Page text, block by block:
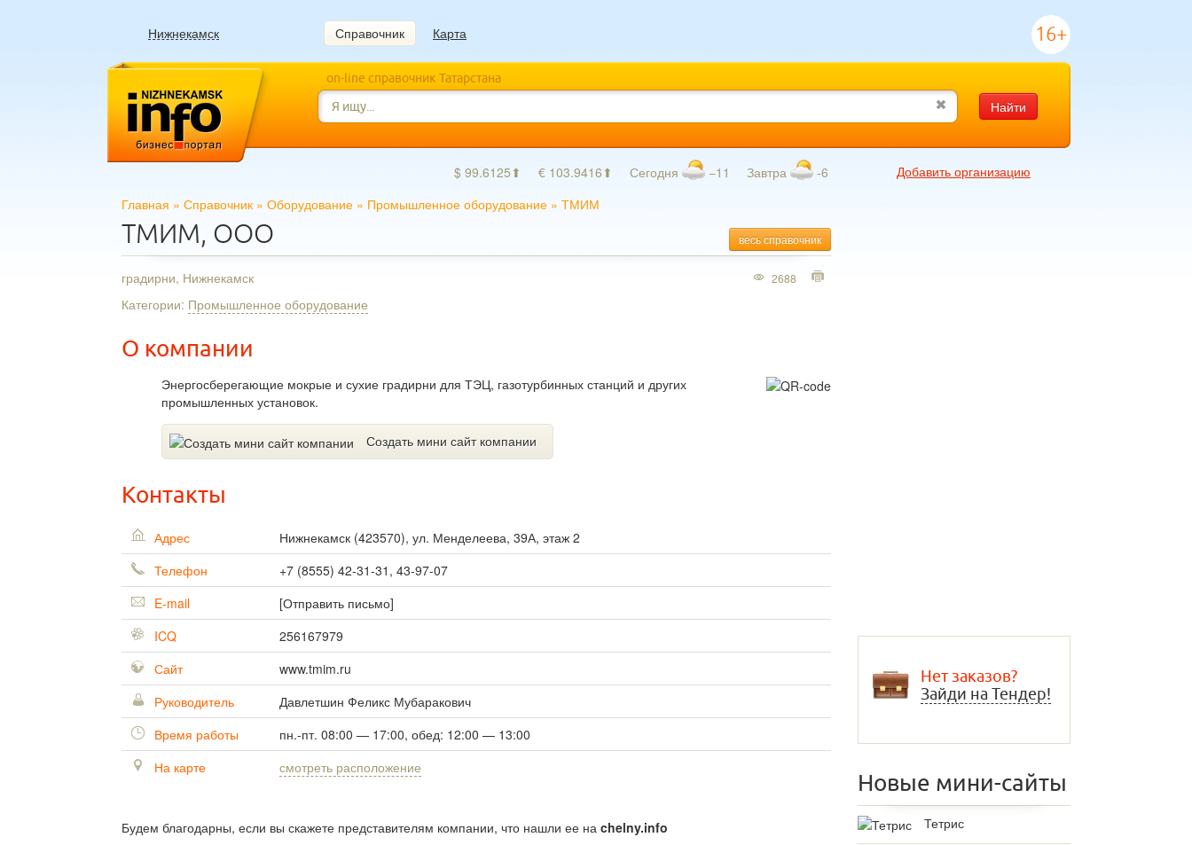
Нижнекамск Справочник Карта 16+
on-line справочник Татарстана
Найти
$ 99.6125⬆ € 103.9416⬆ Сегодня −11 Завтра -6
Добавить организацию
Главная » Справочник » Оборудование » Промышленное оборудование » ТМИМ
весь справочник
ТМИМ, ООО
градирни, Нижнекамск
Категории: Промышленное оборудование
О компании
Энергосберегающие мокрые и сухие градирни для ТЭЦ, газотурбинных станций и других
промышленных установок.
Создать мини сайт компании
2688
Контакты
Адрес Нижнекамск (423570), ул. Менделеева, 39А, этаж 2
Телефон
+7 (8555) 42-31-31, 43-97-07
E-mail
[Отправить письмо]
ICQ
256167979
Сайт
www.tmim.ru
Руководитель
Давлетшин Феликс Мубаракович
Время работы
пн.-пт. 08:00 — 17:00, обед: 12:00 — 13:00
На карте
смотреть расположение
Будем благодарны, если вы скажете представителям компании, что нашли ее на chelny.info
Нет заказов?
Зайди на Тендер!
Новые мини-сайты
Тетрис